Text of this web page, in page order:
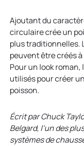
Ajoutant du
circulaire crée un
plus traditionnelles.
peuvent être créés
Pour un look
utilisés pour créer
poisson.
Écrit parChuck
Belgard, l’un des
systèmes de